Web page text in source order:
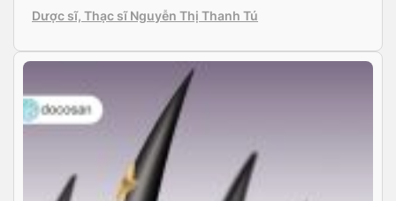
chàm môi, trước tiên người bệnh cần xác định chính xác
bệnh của mình. Chàm môi (viêm môi dị ứng) có […]
Dược sĩ, Thạc sĩ Nguyễn Thị Thanh Tú